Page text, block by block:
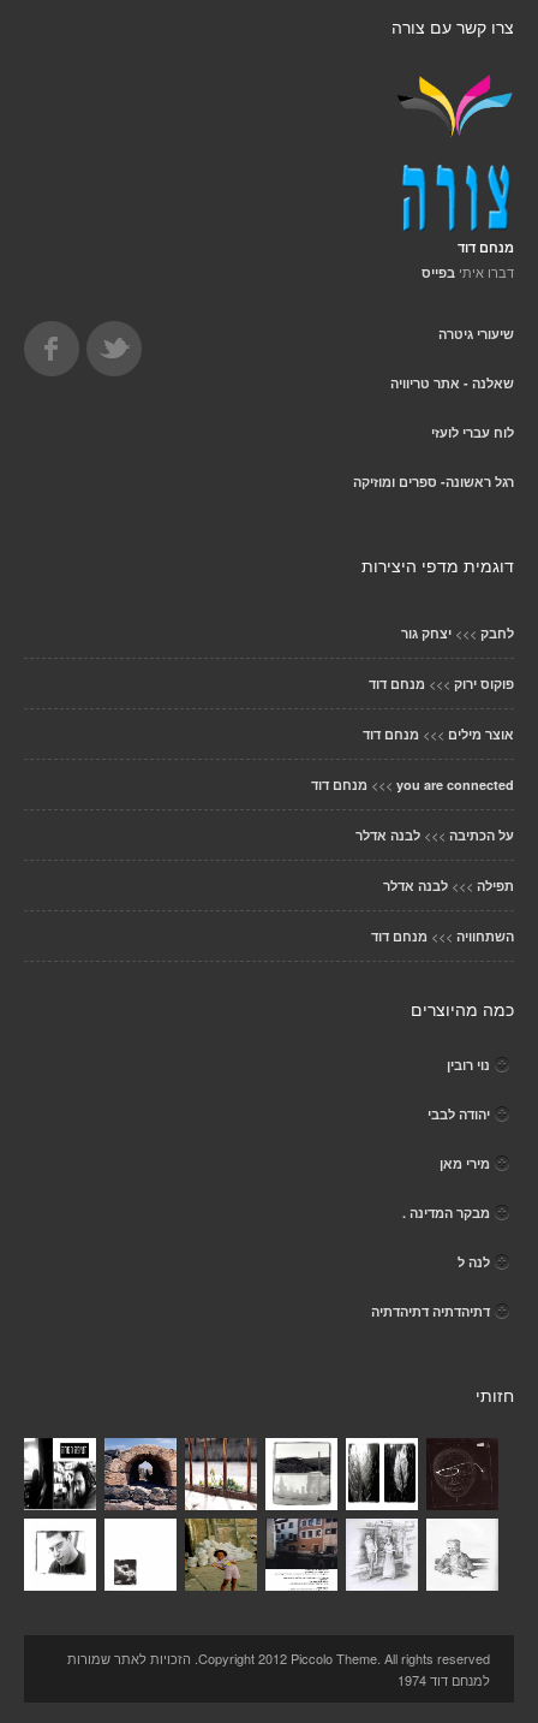
צרו קשר עם צורה
מנחם דוד
דברו איתי בפייס
שיעורי גיטרה
שאלנה - אתר טריוויה
לוח עברי לועזי
רגל ראשונה- ספרים ומוזיקה
דוגמית מדפי היצירות
לחבק >>> יצחק גור
פוקוס ירוק >>> מנחם דוד
אוצר מילים >>> מנחם דוד
you are connected
>>> מנחם דוד
על הכתיבה >>> לבנה אדלר
תפילה >>> לבנה אדלר
השתחוויה >>> מנחם דוד
כמה מהיוצרים
נוי רובין
יהודה לבבי
מירי מאן
מבקר המדינה .
לנה ל
דתיהדתיה דתיהדתיה
חזותי
Copyright 2012 Piccolo Theme. All rights reserved. הזכויות לאתר שמורות
למנחם דוד 1974